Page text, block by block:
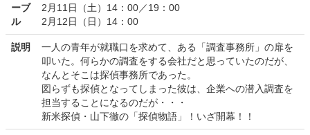
ーブ
ル
2月11日（土）14：00／19：00
2月12日（日）14：00
説明
一人の青年が就職口を求めて、ある「調査事務所」の扉を
叩いた。何らかの調査をする会社だと思っていたのだが、
なんとそこは探偵事務所であった。
図らずも探偵となってしまった彼は、企業への潜入調査を
担当することになるのだが・・・
新米探偵・山下徹の「探偵物語」！いざ開幕！！